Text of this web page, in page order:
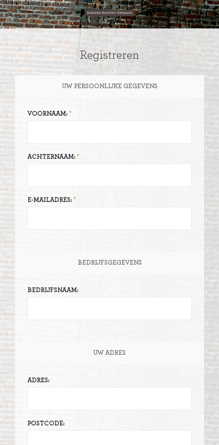
Registreren
UW PERSOONLIJKE GEGEVENS
VOORNAAM:
ACHTERNAAM:
E-MAILADRES:
BEDRIJFSGEGEVENS
BEDRIJFSNAAM:
UW ADRES
ADRES:
POSTCODE: